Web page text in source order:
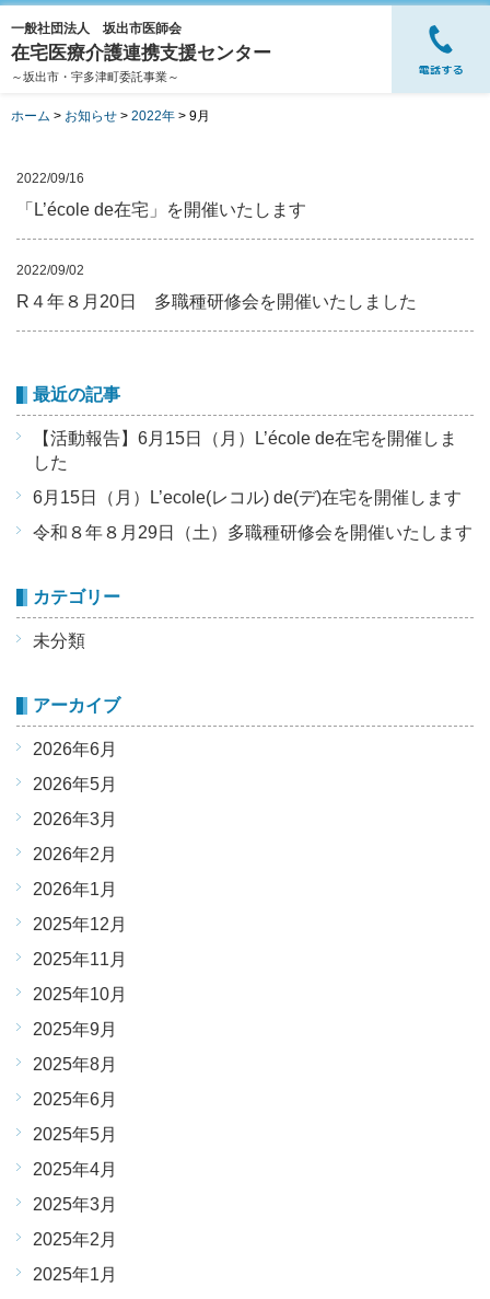
一般社団法人 坂出市医師会
在宅医療介護連携支援センター
～坂出市・宇多津町委託事業～
ホーム > お知らせ > 2022年 > 9月
2022/09/16
「L’école de在宅」を開催いたします
2022/09/02
R４年８月20日 多職種研修会を開催いたしました
最近の記事
【活動報告】6月15日（月）L’école de在宅を開催しま
した
6月15日（月）L’ecole(レコル) de(デ)在宅を開催します
令和８年８月29日（土）多職種研修会を開催いたします
カテゴリー
未分類
アーカイブ
2026年6月
2026年5月
2026年3月
2026年2月
2026年1月
2025年12月
2025年11月
2025年10月
2025年9月
2025年8月
2025年6月
2025年5月
2025年4月
2025年3月
2025年2月
2025年1月